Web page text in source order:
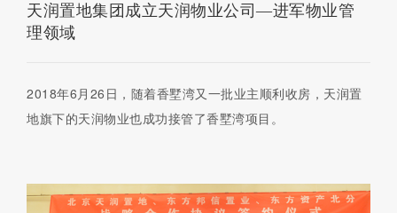
天润置地集团成立天润物业公司—进军物业管
理领域
2018年6月26日，随着香墅湾又一批业主顺利收房，天润置
地旗下的天润物业也成功接管了香墅湾项目。